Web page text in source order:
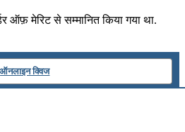
ऑफ़ मेरिट से सम्मानित किया गया था.
ऑनलाइन क्विज